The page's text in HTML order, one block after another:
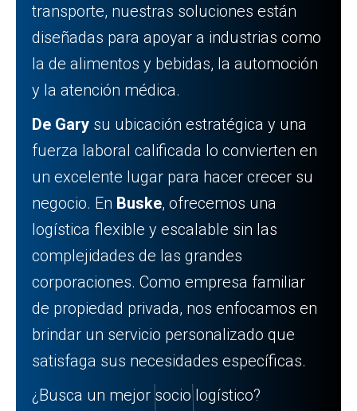
transporte, nuestras soluciones están
diseñadas para apoyar a industrias como
la de alimentos y bebidas, la automoción
y la atención médica.
De Gary su ubicación estratégica y una
fuerza laboral calificada lo convierten en
un excelente lugar para hacer crecer su
negocio. En Buske, ofrecemos una
logística flexible y escalable sin las
complejidades de las grandes
corporaciones. Como empresa familiar
de propiedad privada, nos enfocamos en
brindar un servicio personalizado que
satisfaga sus necesidades específicas.
¿Busca un mejor socio logístico?